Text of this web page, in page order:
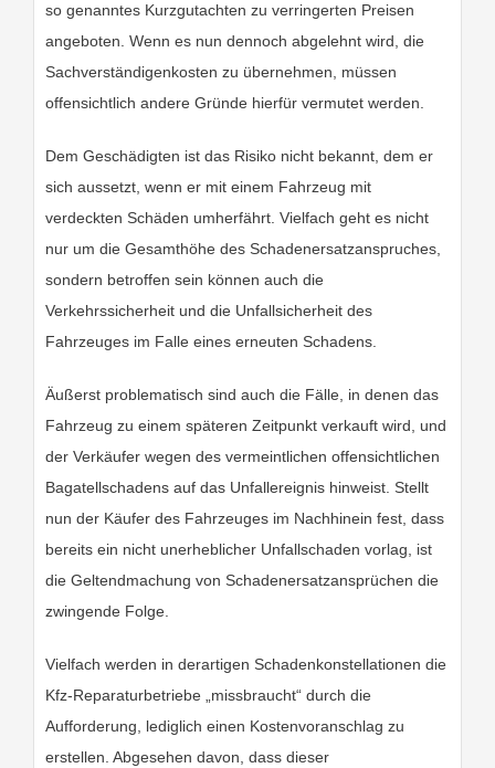
so genanntes Kurzgutachten zu verringerten Preisen
angeboten. Wenn es nun dennoch abgelehnt wird, die
Sachverständigenkosten zu übernehmen, müssen
offensichtlich andere Gründe hierfür vermutet werden.
Dem Geschädigten ist das Risiko nicht bekannt, dem er
sich aussetzt, wenn er mit einem Fahrzeug mit
verdeckten Schäden umherfährt. Vielfach geht es nicht
nur um die Gesamthöhe des Schadenersatzanspruches,
sondern betroffen sein können auch die
Verkehrssicherheit und die Unfallsicherheit des
Fahrzeuges im Falle eines erneuten Schadens.
Äußerst problematisch sind auch die Fälle, in denen das
Fahrzeug zu einem späteren Zeitpunkt verkauft wird, und
der Verkäufer wegen des vermeintlichen offensichtlichen
Bagatellschadens auf das Unfallereignis hinweist. Stellt
nun der Käufer des Fahrzeuges im Nachhinein fest, dass
bereits ein nicht unerheblicher Unfallschaden vorlag, ist
die Geltendmachung von Schadenersatzansprüchen die
zwingende Folge.
Vielfach werden in derartigen Schadenkonstellationen die
Kfz-Reparaturbetriebe „missbraucht“ durch die
Aufforderung, lediglich einen Kostenvoranschlag zu
erstellen. Abgesehen davon, dass dieser